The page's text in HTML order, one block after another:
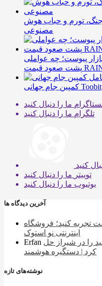
جنگ، تورم و حباب هوش
مصنوعی
پیوست؛ چه عواملی
کمپین جام جهانی Toobit
ما را دنبال کنید
تلگرام ما را دنبال کنید
کنید
توییتر ما را دنبال کنید
یوتیوب ما را دنبال کنید
آخرین دیدگاه ها
تجربه کنید؛ فروشگاه
اینترنتی نو استوک
Erfan را در شیراز حل
کرد | دستگیره هوشمند
نوشته‌های تازه